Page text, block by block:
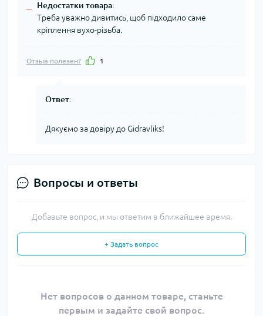
– Недостатки товара:
Треба уважно дивитись, щоб підходило саме
кріплення вухо-різьба.
Отзыв полезен? 1
Ответ:
Дякуємо за довіру до Gidravliks!
Вопросы и ответы
Добавьте вопрос, и мы ответим в ближайшее время.
+ Задать вопрос
Нет вопросов о данном товаре, станьте
первым и задайте свой вопрос.